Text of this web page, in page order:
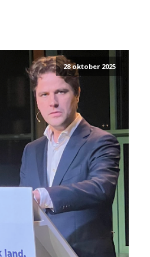
28 oktober 2025